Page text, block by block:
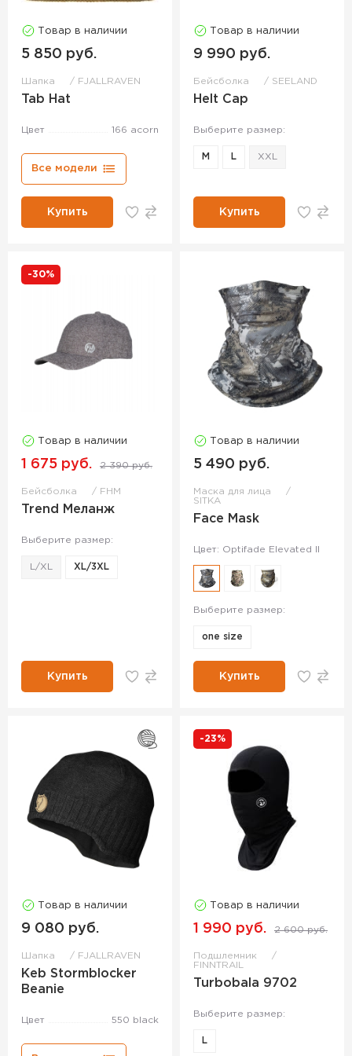
Товар в наличии
5 850 руб.
Шапка FJALLRAVEN
Tab Hat
Цвет 166 acorn
Все модели
Купить
Товар в наличии
9 990 руб.
Бейсболка SEELAND
Helt Cap
Выберите размер:
M L XXL
Купить
-30%
Товар в наличии
1 675 руб. 2 390 руб.
Бейсболка FHM
Trend Меланж
Выберите размер:
L/XL XL/3XL
Купить
Товар в наличии
5 490 руб.
Маска для лица
SITKA
Face Mask
Цвет: Optifade Elevated II
Выберите размер:
one size
Купить
Товар в наличии
9 080 руб.
Шапка FJALLRAVEN
Keb Stormblocker
Beanie
Цвет 550 black
-23%
Товар в наличии
1 990 руб. 2 600 руб.
Подшлемник
FINNTRAIL
Turbobala 9702
Выберите размер:
L